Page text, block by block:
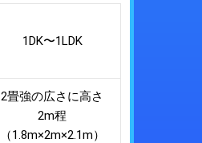
1DK〜1LDK
2畳強の広さに高さ
2m程
（1.8m×2m×2.1m）